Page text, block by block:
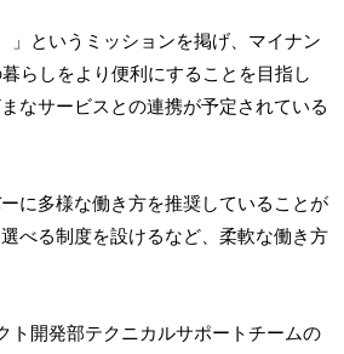
」というミッションを掲げ、マイナン
らしをより便利にすることを目指し
なサービスとの連携が予定されている
に多様な働き方を推奨していることが
べる制度を設けるなど、柔軟な働き方
ト開発部テクニカルサポートチームの